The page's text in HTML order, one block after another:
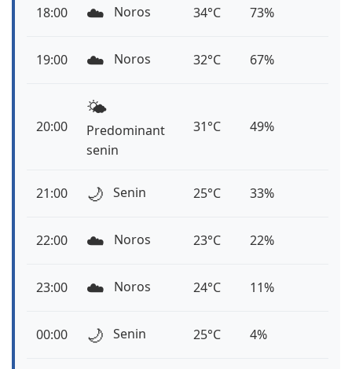
18:00 ☁️ Noros 34°C 73%
19:00 ☁️ Noros 32°C 67%
20:00
🌤️
Predominant
senin
31°C 49%
21:00 🌙 Senin 25°C 33%
22:00 ☁️ Noros 23°C 22%
23:00 ☁️ Noros 24°C 11%
00:00 🌙 Senin 25°C 4%